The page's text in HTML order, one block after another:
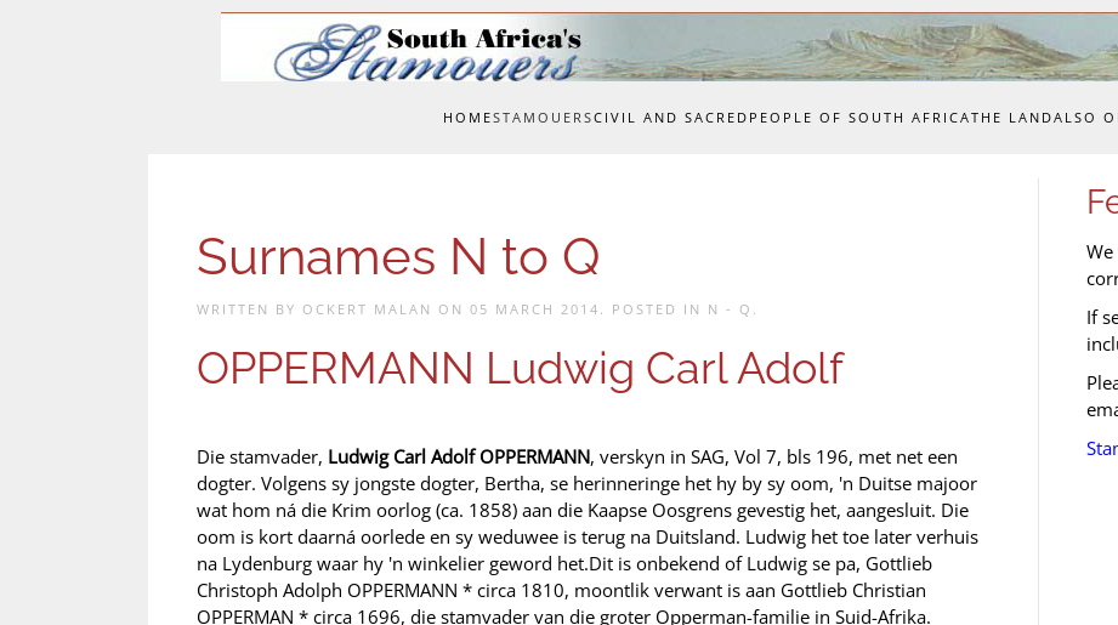
HOMESTAMOUERSCIVIL AND SACRED PEOPLE OF SOUTH AFRICATHE LANDALSO
Surnames N to Q
WRITTEN BY OCKERT MALAN ON 05 MARCH 2014 . POSTED IN N - Q .
OPPERMANN Ludwig Carl Adolf
Die stamvader, Ludwig Carl Adolf OPPERMANN, verskyn in SAG, Vol 7, bls 196, met net een
dogter. Volgens sy jongste dogter, Bertha, se herinneringe het hy by sy oom, 'n Duitse majoor
wat hom ná die Krim oorlog (ca. 1858) aan die Kaapse Oosgrens gevestig het, aangesluit. Die
oom is kort daarná oorlede en sy weduwee is terug na Duitsland. Ludwig het toe later verhuis
na Lydenburg waar hy 'n winkelier geword het.Dit is onbekend of Ludwig se pa, Gottlieb
Christoph Adolph OPPERMANN * circa 1810, moontlik verwant is aan Gottlieb Christian
OPPERMAN * circa 1696, die stamvader van die groter Opperman-familie in Suid-Afrika.
If